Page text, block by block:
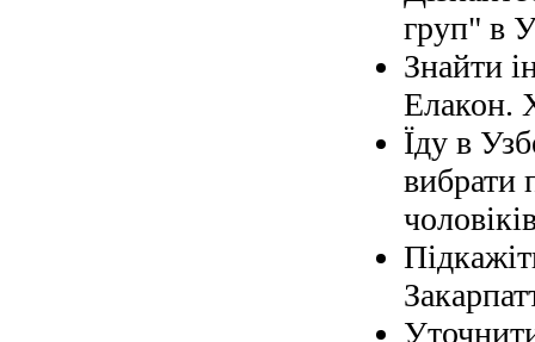
груп" в
Знайти
Елакон.
Їду в
вибрати